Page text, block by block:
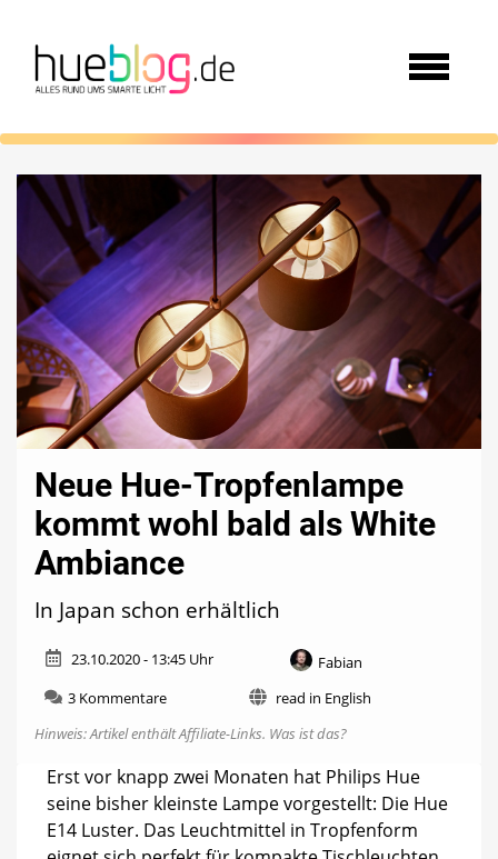
Neue Hue-Tropfenlampe
kommt wohl bald als White
Ambiance
In Japan schon erhältlich
23.10.2020 - 13:45 Uhr
Fabian
3 Kommentarezu
Hue-
kommt
wohl
bald
als
read in English
Hinweis: Artikel enthält Affiliate-Links. Was ist das?
Erst vor knapp zwei Monaten hat Philips Hue
seine bisher kleinste Lampe vorgestellt: Die Hue
E14 Luster. Das Leuchtmittel in Tropfenform